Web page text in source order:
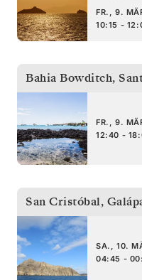
FR., 9.
10:15 -
Bahia Bowditch,
FR., 9.
12:40 -
San Cristóbal,
SA., 10.
04:45 -